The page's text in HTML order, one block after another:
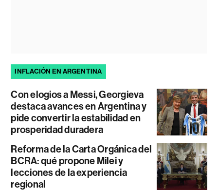
INFLACIÓN EN ARGENTINA
Con elogios a Messi, Georgieva
destaca avances en Argentina y
pide convertir la estabilidad en
prosperidad duradera
Reforma de la Carta Orgánica del
BCRA: qué propone Milei y
lecciones de la experiencia
regional